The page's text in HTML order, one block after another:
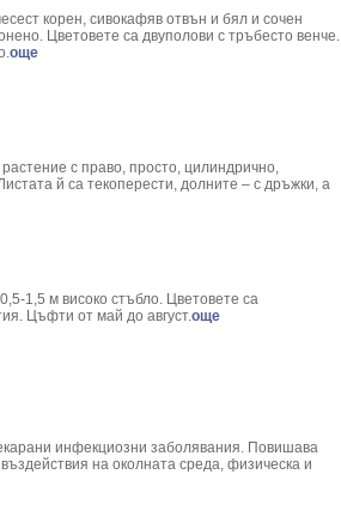
корен, сивокафяв отвън и бял и сочен
Цветовете са двуполови с тръбесто венче.
още
с право, просто, цилиндрично,
й са текоперести, долните – с дръжки, а
1,5 м високо стъбло. Цветовете са
Цъфти от май до август.още
инфекциозни заболявания. Повишава
на околната среда, физическа и